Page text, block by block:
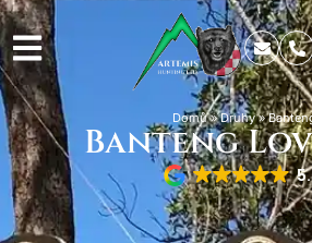
Domů»Druhy»
Banteng